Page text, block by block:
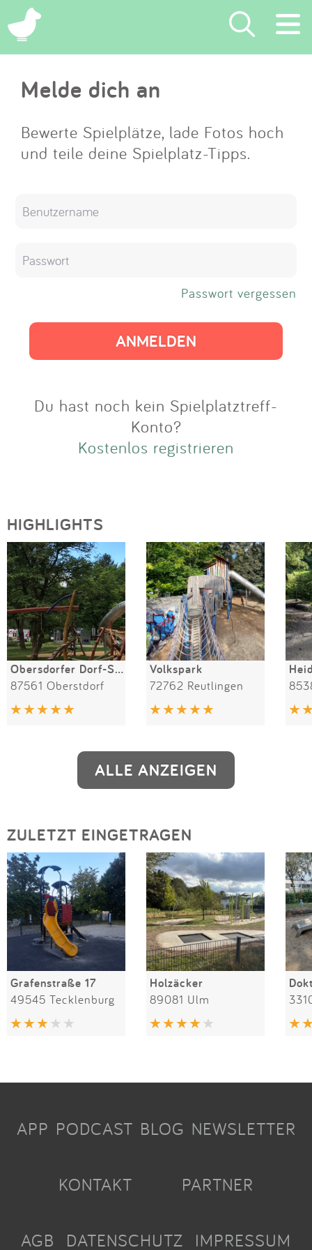
×
Suchen
Eintragen
App
Melde dich an
Bewerte Spielplätze, lade Fotos hoch
und teile deine Spielplatz-Tipps.
Passwort vergessen
Du hast noch kein Spielplatztreff-
Konto?
Kostenlos registrieren
HIGHLIGHTS
Obersdorfer Dorf-Spielplatz
87561 Oberstdorf
Volkspark
72762 Reutlingen
ALLE ANZEIGEN
ZULETZT EINGETRAGEN
Grafenstraße 17
49545 Tecklenburg
Holzäcker
89081 Ulm
APP PODCAST BLOG NEWSLETTER
KONTAKT PARTNER
AGB DATENSCHUTZ IMPRESSUM